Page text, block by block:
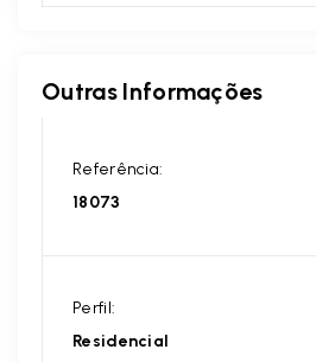
Outras Informações
Referência:
18073
Perfil:
Residencial